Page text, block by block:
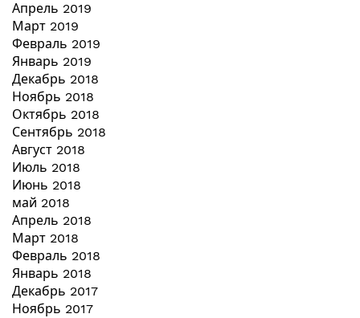
Апрель 2019
Март 2019
Февраль 2019
Январь 2019
Декабрь 2018
Ноябрь 2018
Октябрь 2018
Сентябрь 2018
Август 2018
Июль 2018
Июнь 2018
май 2018
Апрель 2018
Март 2018
Февраль 2018
Январь 2018
Декабрь 2017
Ноябрь 2017